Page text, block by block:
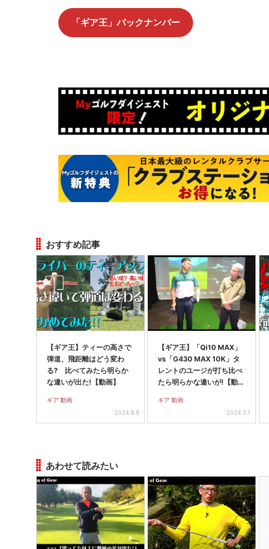
「ギア王」バックナンバー
おすすめ記事
【ギア王】ティーの高さで
弾道、飛距離はどう変わ
る? 比べてみたら明らか
な違いが出た!【動画】
ギア 動画
2024.8.8
【ギア王】「Qi10 MAX」
vs「G430 MAX 10K」タ
レントのユージが打ち比べ
たら明らかな違いが!【動
ギア 動画
2024.5.1
あわせて読みたい